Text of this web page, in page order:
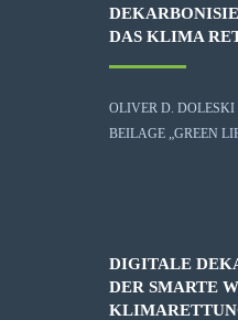
DAS KLIMA
OLIVER D. DOLESKI
BEILAGE „GREEN
DIGITALE
DER SMARTE